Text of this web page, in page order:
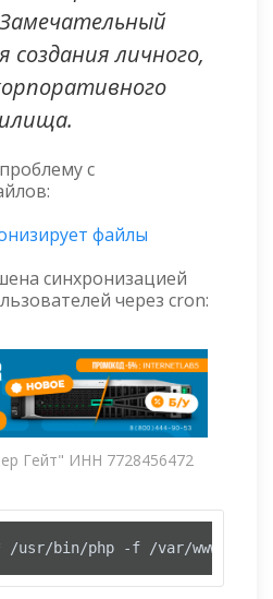
личного,
с
файлы
синхронизацией
через cron:
Гейт" ИНН 7728456472
bin/php -f /var/www/